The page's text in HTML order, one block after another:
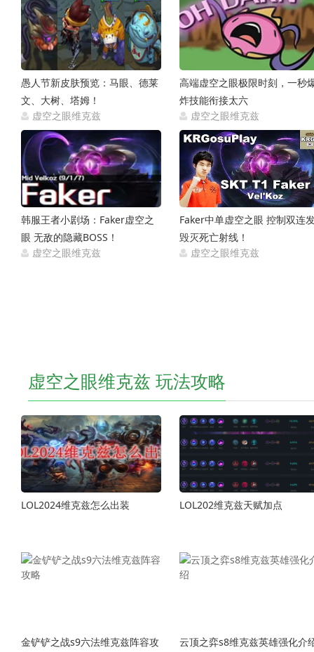
愚人节新皮肤预览：马眼、德莱
文、大树、塔姆！
虚空之眼维克兹
2016-03-09
高端虚空之眼极限时刻，一秒
炸技能衔接太六
虚空之眼维克兹
2016-01-
韩服王者小剧场：Faker虚空之
眼 无敌的隐藏BOSS！
虚空之眼维克兹
Faker中单虚空之眼 控制双连
毁灭死亡射线！
虚空之眼维克兹
虚空之眼维克兹 玩法攻略
LOL2024维克兹怎么出装 LOL202维克兹天赋加点
金铲铲之战s9六法维克兹阵容攻
云顶之弈s8维克兹英雄强化介